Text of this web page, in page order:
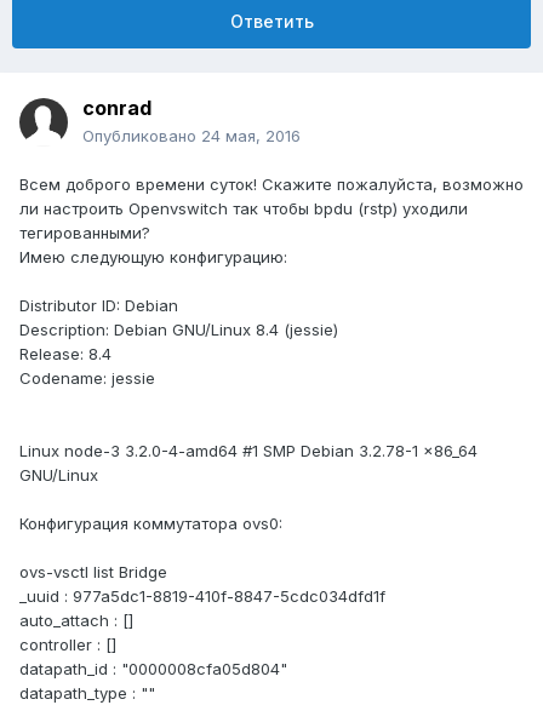
Ответить
conrad
Опубликовано 24 мая, 2016
Всем доброго времени суток! Скажите пожалуйста, возможно
ли настроить Openvswitch так чтобы bpdu (rstp) уходили
тегированными?
Имею следующую конфигурацию:
Distributor ID: Debian
Description: Debian GNU/Linux 8.4 (jessie)
Release: 8.4
Codename: jessie
Linux node-3 3.2.0-4-amd64 #1 SMP Debian 3.2.78-1 x86_64
GNU/Linux
Конфигурация коммутатора ovs0:
ovs-vsctl list Bridge
_uuid : 977a5dc1-8819-410f-8847-5cdc034dfd1f
auto_attach : []
controller : []
datapath_id : "0000008cfa05d804"
datapath_type : ""